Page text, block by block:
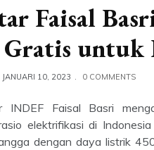
Faisal
Gratis untuk
JANUARI 10, 2023 0 COMMENTS
INDEF Faisal Basri
elektrifikasi di
dengan daya listrik